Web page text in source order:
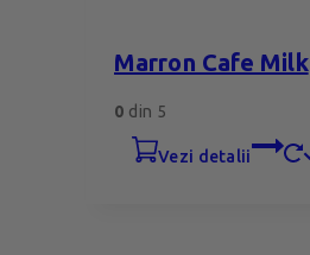
Marron Cafe Milk
0 din 5
vezi detalii